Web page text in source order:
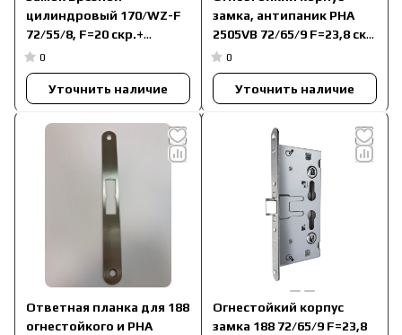
цилиндровый 170/WZ-F
72/55/8, F=20 скр.+
ответная планка
Огнестойкий 51000629
0
Уточнить наличие
замка, антипаник PHA
2505VB 72/65/9 F=23,8 скр
активная створка
3501476630101
0
Уточнить наличие
Ответная планка для 188
огнестойкого и PHA
Огнестойкий корпус
замка 188 72/65/9 F=23,8